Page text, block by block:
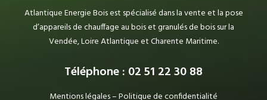
Atlantique Energie Bois est spécialisé dans la vente et la pose
d’appareils de chauffage au bois et granulés de bois sur la
Vendée, Loire Atlantique et Charente Maritime.
Téléphone : 02 51 22 30 88
Mentions légales–Politique de confidentialité